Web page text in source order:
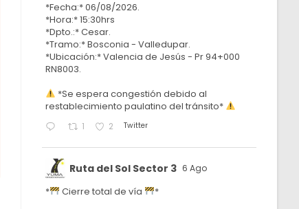
*Fecha:* 06/08/2026.
*Hora:* 15:30hrs
*Dpto.:* Cesar.
*Tramo:* Bosconia - Valledupar.
*Ubicación:* Valencia de Jesús - Pr 94+000
RN8003.
*Se espera congestión debido al
restablecimiento paulatino del tránsito*
1 2 Twitter
Ruta del Sol Sector 3 6 Ago
* Cierre total de vía
*